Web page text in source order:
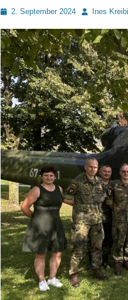
Posted2. September 2024 AutorInes